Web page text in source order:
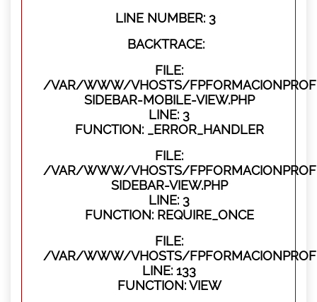
LINE NUMBER: 3
BACKTRACE:
FILE:
/VAR/WWW/VHOSTS/
SIDEBAR-MOBILE-VIEW.PHP
LINE: 3
FUNCTION: _ERROR_HANDLER
FILE:
/VAR/WWW/VHOSTS/
SIDEBAR-VIEW.PHP
LINE: 3
FUNCTION: REQUIRE_ONCE
FILE:
/VAR/WWW/VHOSTS/
LINE: 133
FUNCTION: VIEW